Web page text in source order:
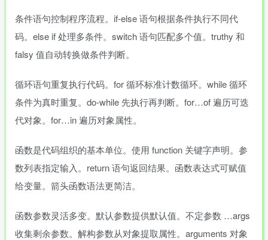
条件语句控制程序流程。if-else 语句根据条件执行不同代
码。else if 处理多条件。switch 语句匹配多个值。truthy 和
falsy 值自动转换做条件判断。
循环语句重复执行代码。for 循环标准计数循环。while 循环
条件为真时重复。do-while 先执行再判断。for…of 遍历可迭
代对象。for…in 遍历对象属性。
函数是代码组织的基本单位。使用 function 关键字声明。参
数列表指定输入。return 语句返回结果。函数表达式可赋值
给变量。箭头函数语法更简洁。
函数参数灵活多变。默认参数提供默认值。不定参数 …args
收集剩余参数。解构参数从对象提取属性。arguments 对象